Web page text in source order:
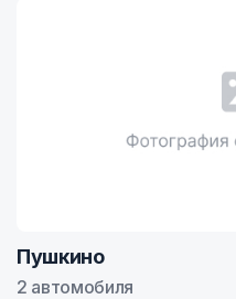
Пушкино
2 автомобиля